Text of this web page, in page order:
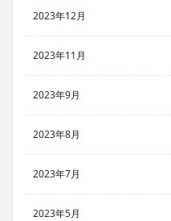
2023年12月
2023年11月
2023年9月
2023年8月
2023年7月
2023年5月